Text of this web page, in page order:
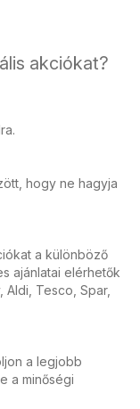
akciókat?
hogy ne hagyja
a különböző
ajánlatai elérhetők
Aldi, Tesco, Spar,
a legjobb
a minőségi